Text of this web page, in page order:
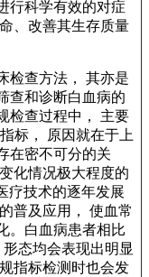
行科学有效的对症
、改善其生存质量
检查方法， 其亦是
查和诊断白血病的
检查过程中， 主要
标， 原因就在于上
在密不可分的关
化情况极大程度的
疗技术的逐年发展
普及应用， 使血常
。白血病患者相比
态均会表现出明显
指标检测时也会发